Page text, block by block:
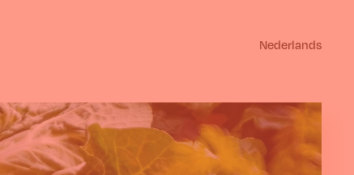
Nederlands